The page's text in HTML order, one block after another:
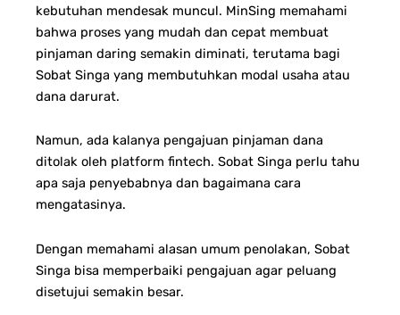
kebutuhan mendesak muncul. MinSing memahami
bahwa proses yang mudah dan cepat membuat
pinjaman daring semakin diminati, terutama bagi
Sobat Singa yang membutuhkan modal usaha atau
dana darurat.
Namun, ada kalanya pengajuan pinjaman dana
ditolak oleh platform fintech. Sobat Singa perlu tahu
apa saja penyebabnya dan bagaimana cara
mengatasinya.
Dengan memahami alasan umum penolakan, Sobat
Singa bisa memperbaiki pengajuan agar peluang
disetujui semakin besar.